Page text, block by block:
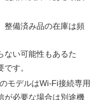
整備済み品の在庫は頻
ない可能性もあるた
す。
モデルはWi-Fi接続専用
が必要な場合は別途機